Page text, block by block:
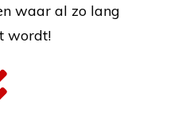
waar al zo lang
wordt!